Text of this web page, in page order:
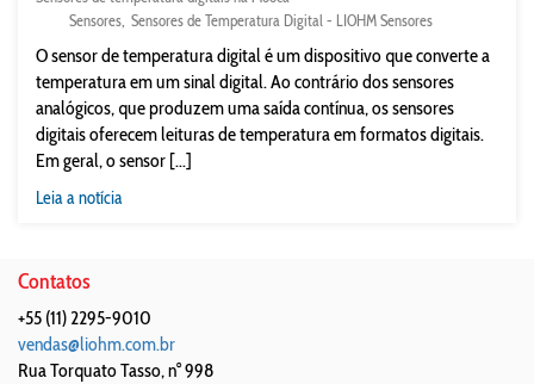
Sensores Sensores de Temperatura Digital - LIOHM Sensores
O sensor de temperatura digital é um dispositivo que converte a
temperatura em um sinal digital. Ao contrário dos sensores
analógicos, que produzem uma saída contínua, os sensores
digitais oferecem leituras de temperatura em formatos digitais.
Em geral, o sensor [...]
Leia a notícia
Contatos
+55 (11) 2295-9010
vendas@liohm.com.br
Rua Torquato Tasso, n° 998